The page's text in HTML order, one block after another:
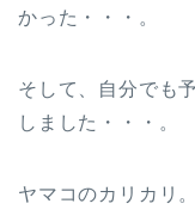
かった・・・。
そして、自分でも
しました・・・。
ヤマコのカリカリ。